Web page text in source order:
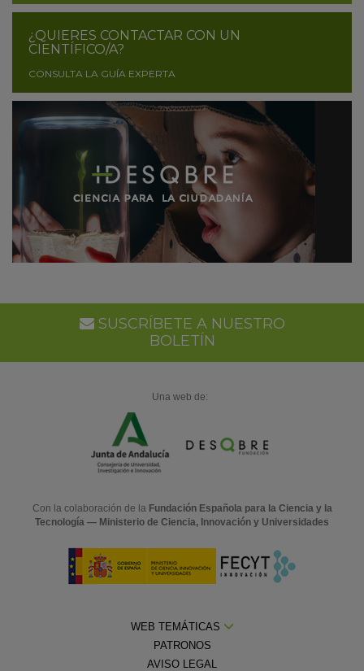
¿QUIERES CONTACTAR CON UN
CIENTÍFICO/A?
CONSULTA LA GUÍA EXPERTA
SUSCRÍBETE A NUESTRO
BOLETÍN
Una web de:
Con la colaboración de la Fundación Española para la Ciencia y la
Tecnología — Ministerio de Ciencia, Innovación y Universidades
WEB TEMÁTICAS
PATRONOS
AVISO LEGAL